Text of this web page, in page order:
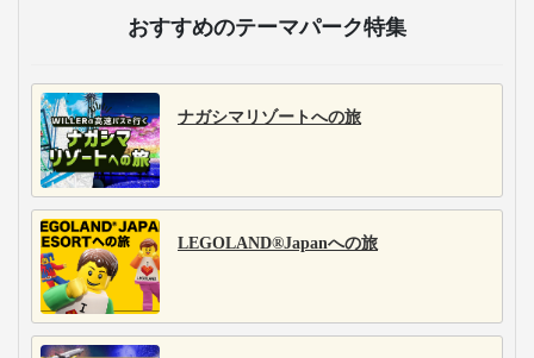
おすすめのテーマパーク特集
ナガシマリゾートへの旅
LEGOLAND®Japanへの旅